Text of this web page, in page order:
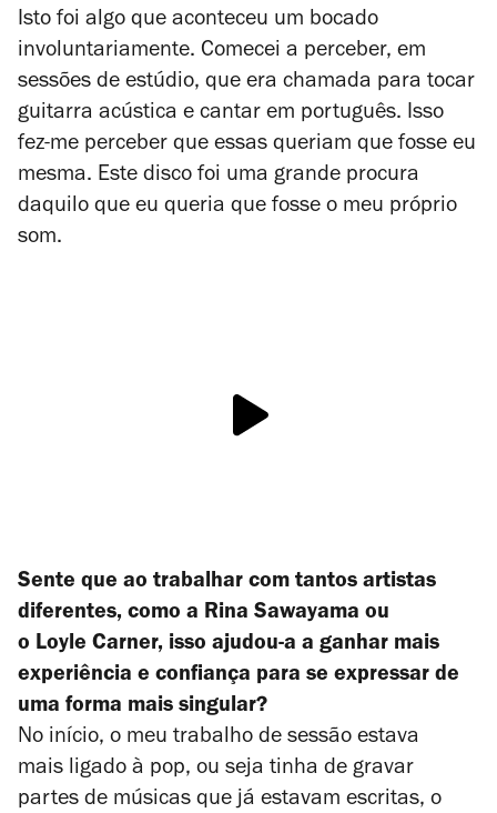
Isto foi algo que aconteceu um bocado
involuntariamente. Comecei a perceber, em
sessões de estúdio, que era chamada para tocar
guitarra acústica e cantar em português. Isso
fez-me perceber que essas queriam que fosse eu
mesma. Este disco foi uma grande procura
daquilo que eu queria que fosse o meu próprio
som.
Sente que ao trabalhar com tantos artistas
diferentes, como a Rina Sawayama ou
o Loyle Carner, isso ajudou-a a ganhar mais
experiência e confiança para se expressar de
uma forma mais singular?
No início, o meu trabalho de sessão estava
mais ligado à pop, ou seja tinha de gravar
partes de músicas que já estavam escritas, o